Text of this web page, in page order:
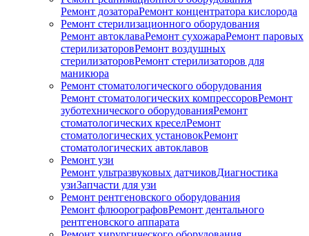
Ремонт дозатораРемонт концентратора кислорода
Ремонт стерилизационного оборудования
Ремонт автоклаваРемонт сухожараРемонт паровых
стерилизаторовРемонт воздушных
стерилизаторовРемонт стерилизаторов для
маникюра
Ремонт стоматологического оборудования
Ремонт стоматологических компрессоровРемонт
зуботехнического оборудованияРемонт
стоматологических креселРемонт
стоматологических установокРемонт
стоматологических автоклавов
Ремонт узи
Ремонт ультразвуковых датчиковДиагностика
узиЗапчасти для узи
Ремонт рентгеновского оборудования
Ремонт флюорографовРемонт дентального
рентгеновского аппарата